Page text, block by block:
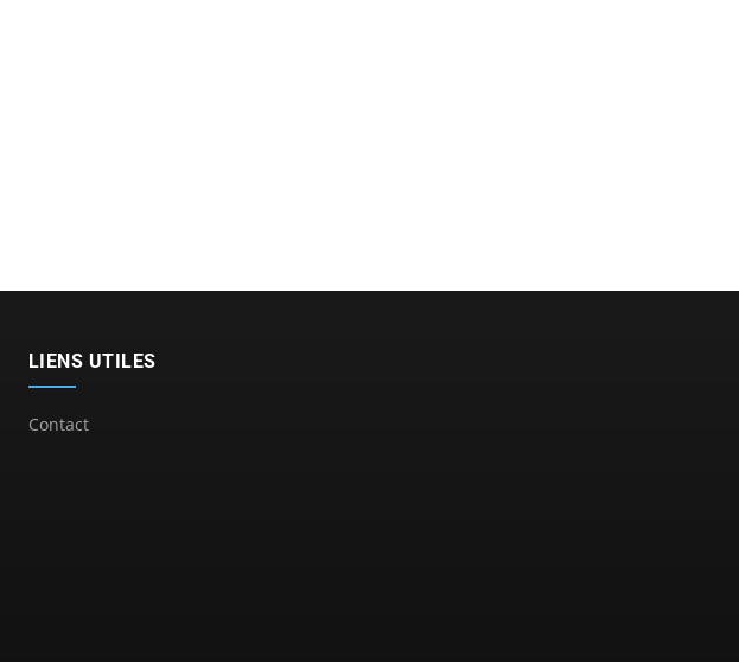
LIENS UTILES
Contact